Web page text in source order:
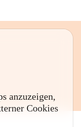
anzuzeigen,
Cookies